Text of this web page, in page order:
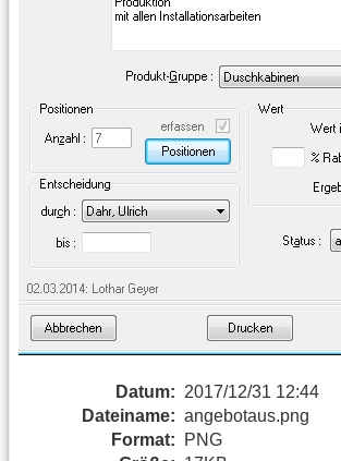
Datum: 2017/12/31 12:44
Dateiname: angebotaus.png
Format:
PNG